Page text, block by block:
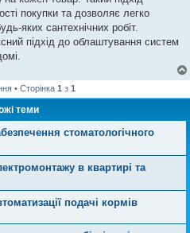
покупки та дозволяє легко
яких сантехнічних робіт.
підхід до облаштування систем
• Сторінка 1 з 1
теми
стоматологічного
в квартирі та
подачі кормів